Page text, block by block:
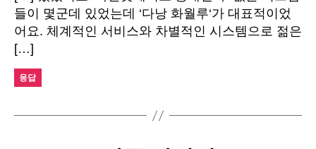
들이 몇군데 있었는데 ‘다낭 화월루‘가 대표적이었
어요. 체계적인 서비스와 차별적인 시스템으로 젊은
[…]
응답